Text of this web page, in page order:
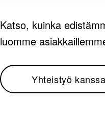
Katso, kuinka
luomme
Yhteistyö